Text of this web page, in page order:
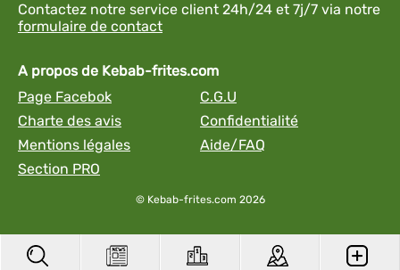
Contactez notre service client 24h/24 et 7j/7 via notre
formulaire de contact
A propos de Kebab-frites.com
Page Facebok
C.G.U
Charte des avis
Confidentialité
Mentions légales
Aide/FAQ
Section PRO
© Kebab-frites.com 2026